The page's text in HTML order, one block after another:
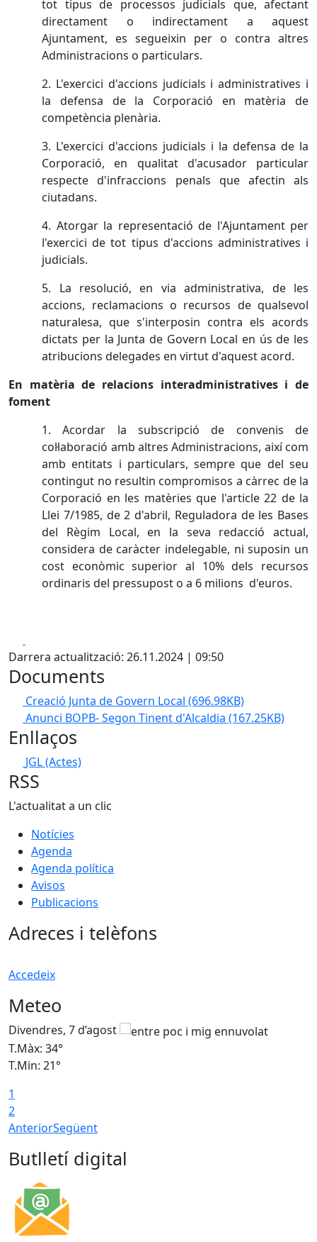
tot tipus de processos judicials que, afectant
directament o indirectament a aquest
Ajuntament, es segueixin per o contra altres
Administracions o particulars.
2. L'exercici d'accions judicials i administratives i
la defensa de la Corporació en matèria de
competència plenària.
3. L'exercici d'accions judicials i la defensa de la
Corporació, en qualitat d'acusador particular
respecte d'infraccions penals que afectin als
ciutadans.
4. Atorgar la representació de l'Ajuntament per
l'exercici de tot tipus d'accions administratives i
judicials.
5. La resolució, en via administrativa, de les
accions, reclamacions o recursos de qualsevol
naturalesa, que s'interposin contra els acords
dictats per la Junta de Govern Local en ús de les
atribucions delegades en virtut d'aquest acord.
En matèria de relacions interadministratives i de
foment
1. Acordar la subscripció de convenis de
col·laboració amb altres Administracions, així com
amb entitats i particulars, sempre que del seu
contingut no resultin compromisos a càrrec de la
Corporació en les matèries que l'article 22 de la
Llei 7/1985, de 2 d'abril, Reguladora de les Bases
del Règim Local, en la seva redacció actual,
considera de caràcter indelegable, ni suposin un
cost econòmic superior al 10% dels recursos
ordinaris del pressupost o a 6 milions d'euros.
Darrera actualització: 26.11.2024 | 09:50
Documents
Creació Junta de Govern Local (696.98KB)
Anunci BOPB- Segon Tinent d'Alcaldia (167.25KB)
Enllaços
JGL (Actes)
RSS
L'actualitat a un clic
Notícies
Agenda
Agenda política
Avisos
Publicacions
Adreces i telèfons
Accedeix
Meteo
Divendres, 7 d’agost
T.Màx: 34°
T.Min: 21°
1
2
AnteriorSegüent
Butlletí digital